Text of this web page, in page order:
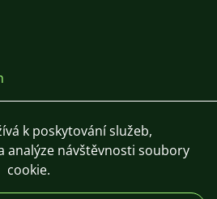
k poskytování služeb,
analýze návštěvnosti soubory
cookie.